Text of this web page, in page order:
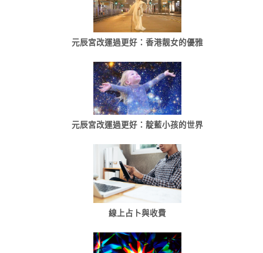
元辰宮改運過更好：香港靓女的優雅
元辰宮改運過更好：靛藍小孩的世界
線上占卜與收費